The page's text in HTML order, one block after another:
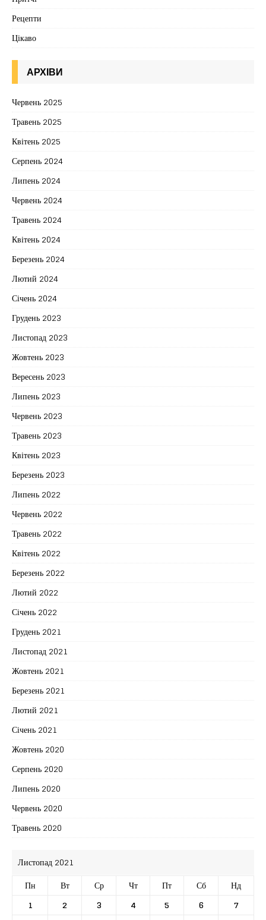
Рецепти
Цікаво
АРХІВИ
Червень 2025
Травень 2025
Квітень 2025
Серпень 2024
Липень 2024
Червень 2024
Травень 2024
Квітень 2024
Березень 2024
Лютий 2024
Січень 2024
Грудень 2023
Листопад 2023
Жовтень 2023
Вересень 2023
Липень 2023
Червень 2023
Травень 2023
Квітень 2023
Березень 2023
Липень 2022
Червень 2022
Травень 2022
Квітень 2022
Березень 2022
Лютий 2022
Січень 2022
Грудень 2021
Листопад 2021
Жовтень 2021
Березень 2021
Лютий 2021
Січень 2021
Жовтень 2020
Серпень 2020
Липень 2020
Червень 2020
Травень 2020
Листопад 2021
Пн
Вт Ср Чт Пт Сб
Нд
1
2 3 4 5 6
7